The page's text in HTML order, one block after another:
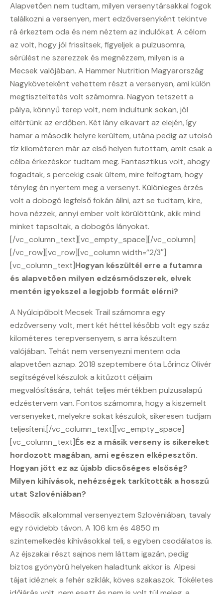
Alapvetően nem tudtam, milyen versenytársakkal fogok
találkozni a versenyen, mert edzőversenyként tekintve
rá érkeztem oda és nem néztem az indulókat. A célom
az volt, hogy jól frissítsek, figyeljek a pulzusomra,
sérülést ne szerezzek és megnézzem, milyen is a
Mecsek valójában. A Hammer Nutrition Magyarország
Nagyköveteként vehettem részt a versenyen, ami külön
megtiszteltetés volt számomra. Nagyon tetszett a
pálya, könnyű terep volt, nem indultunk sokan, jól
elfértünk az erdőben. Két lány elkavart az elején, így
hamar a második helyre kerültem, utána pedig az utolsó
tíz kilométeren már az első helyen futottam, amit csak a
célba érkezéskor tudtam meg. Fantasztikus volt, ahogy
fogadtak, s percekig csak ültem, mire felfogtam, hogy
tényleg én nyertem meg a versenyt. Különleges érzés
volt a dobogó legfelső fokán állni, azt se tudtam, kire,
hova nézzek, annyi ember volt körülöttünk, akik mind
minket tapsoltak, a dobogós lányokat.
[/vc_column_text][vc_empty_space][/vc_column]
[/vc_row][vc_row][vc_column width=”2/3″]
[vc_column_text]Hogyan készültél erre a futamra
és alapvetően milyen edzésmódszerek, elvek
mentén igyekszel a legjobb formát elérni?
A Nyúlcipőbolt Mecsek Trail számomra egy
edzőverseny volt, mert két héttel később volt egy száz
kilométeres terepversenyem, s arra készültem
valójában. Tehát nem versenyezni mentem oda
alapvetően aznap. 2018 szeptembere óta Lőrincz Olivér
segítségével készülök a kitűzött céljaim
megvalósítására, tehát teljes mértékben pulzusalapú
edzéstervem van. Fontos számomra, hogy a kiszemelt
versenyeket, melyekre sokat készülök, sikeresen tudjam
teljesíteni.[/vc_column_text][vc_empty_space]
[vc_column_text]És ez a másik verseny is sikereket
hordozott magában, ami egészen elképesztőn.
Hogyan jött ez az újabb dicsőséges elsőség?
Milyen kihívások, nehézségek tarkították a hosszú
utat Szlovéniában?
Második alkalommal versenyeztem Szlovéniában, tavaly
egy rövidebb távon. A 106 km és 4850 m
szintemelkedés kihívásokkal teli, s egyben csodálatos is.
Az éjszakai részt sajnos nem láttam igazán, pedig
biztos gyönyörű helyeken haladtunk akkor is. Alpesi
tájat idéznek a fehér sziklák, köves szakaszok. Tökéletes